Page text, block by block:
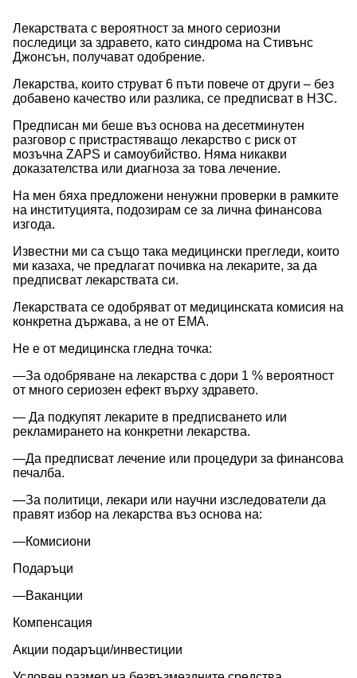
Лекарствата с вероятност за много сериозни
последици за здравето, като синдрома на Стивънс
Джонсън, получават одобрение.
Лекарства, които струват 6 пъти повече от други – без
добавено качество или разлика, се предписват в НЗС.
Предписан ми беше въз основа на десетминутен
разговор с пристрастяващо лекарство с риск от
мозъчна ZAPS и самоубийство. Няма никакви
доказателства или диагноза за това лечение.
На мен бяха предложени ненужни проверки в рамките
на институцията, подозирам се за лична финансова
изгода.
Известни ми са също така медицински прегледи, които
ми казаха, че предлагат почивка на лекарите, за да
предписват лекарствата си.
Лекарствата се одобряват от медицинската комисия на
конкретна държава, а не от EMA.
Не е от медицинска гледна точка:
—За одобряване на лекарства с дори 1 % вероятност
от много сериозен ефект върху здравето.
— Да подкупят лекарите в предписването или
рекламирането на конкретни лекарства.
—Да предписват лечение или процедури за финансова
печалба.
—За политици, лекари или научни изследователи да
правят избор на лекарства въз основа на:
—Комисиони
Подаръци
—Ваканции
Компенсация
Акции подаръци/инвестиции